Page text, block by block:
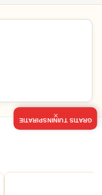
GRATIS TUININSPIRATIE
×